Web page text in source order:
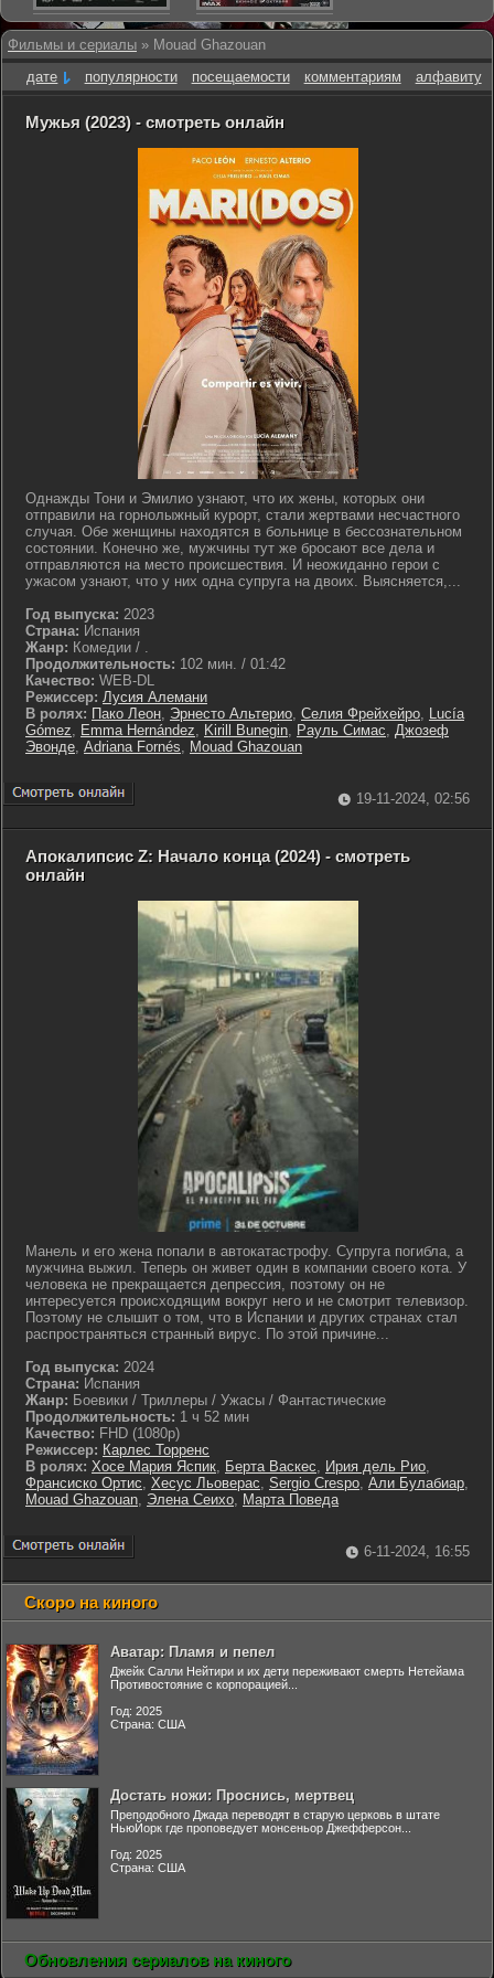
Фильмы и сериалы » Mouad Ghazouan
дате
популярности посещаемости комментариям алфавиту
Мужья (2023) - смотреть онлайн
Однажды Тони и Эмилио узнают, что их жены, которых они
отправили на горнолыжный курорт, стали жертвами несчастного
случая. Обе женщины находятся в больнице в бессознательном
состоянии. Конечно же, мужчины тут же бросают все дела и
отправляются на место происшествия. И неожиданно герои с
ужасом узнают, что у них одна супруга на двоих. Выясняется,...
Год выпуска: 2023
Страна: Испания
Жанр: Комедии / .
Продолжительность: 102 мин. / 01:42
Качество: WEB-DL
Режиссер: Лусия Алемани
В ролях: Пако Леон, Эрнесто Альтерио, Селия Фрейхейро, Lucía
Gómez, Emma Hernández, Kirill Bunegin, Рауль Симас, Джозеф
Эвонде, Adriana Fornés, Mouad Ghazouan
19-11-2024, 02:56
Апокалипсис Z: Начало конца (2024) - смотреть
онлайн
Манель и его жена попали в автокатастрофу. Супруга погибла, а
мужчина выжил. Теперь он живет один в компании своего кота. У
человека не прекращается депрессия, поэтому он не
интересуется происходящим вокруг него и не смотрит телевизор.
Поэтому не слышит о том, что в Испании и других странах стал
распространяться странный вирус. По этой причине...
Год выпуска: 2024
Страна: Испания
Жанр: Боевики / Триллеры / Ужасы / Фантастические
Продолжительность: 1 ч 52 мин
Качество: FHD (1080p)
Режиссер: Карлес Торренс
В ролях: Хосе Мария Яспик, Берта Васкес, Ирия дель Рио,
Франсиско Ортис, Хесус Льоверас, Sergio Crespo, Али Булабиар,
Mouad Ghazouan, Элена Сеихо, Марта Поведа
6-11-2024, 16:55
Скоро на киного
Аватар: Пламя и пепел
Джейк Салли Нейтири и их дети переживают смерть Нетейама
Противостояние с корпорацией...
Год: 2025
Страна: США
Достать ножи: Проснись, мертвец
Преподобного Джада переводят в старую церковь в штате
НьюЙорк где проповедует монсеньор Джефферсон...
Год: 2025
Страна: США
Обновления сериалов на киного